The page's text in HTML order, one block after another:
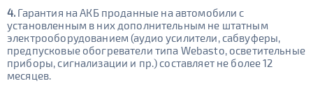
4. Гарантия на АКБ проданные на автомобили с
установленным в них дополнительным не штатным
электрооборудованием (аудио усилители, сабвуферы,
предпусковые обогреватели типа Webasto, осветительные
приборы, сигнализации и пр.) составляет не более 12
месяцев.